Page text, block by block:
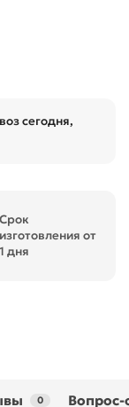
сегодня,
Срок
изготовления от
1 дня
0 Вопрос-